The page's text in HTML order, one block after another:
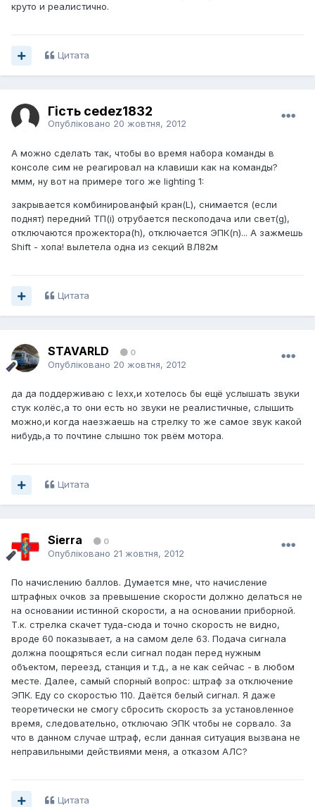
круто и реалистично.
Цитата
Гість cedez1832
Опубліковано 20 жовтня, 2012
А можно сделать так, чтобы во время набора команды в
консоле сим не реагировал на клавиши как на команды?
ммм, ну вот на примере того же lighting 1:
закрывается комбинированфый кран(L), снимается (если
поднят) передний ТП(i) отрубается пескоподача или свет(g),
отключаются прожектора(h), отключается ЭПК(n)... А зажмешь
Shift - хопа! вылетела одна из секций ВЛ82м
Цитата
STAVARLD 0
Опубліковано 20 жовтня, 2012
да да поддерживаю с lexx,и хотелось бы ещё услышать звуки
стук колёс,а то они есть но звуки не реалистичные, слышить
можно,и когда наезжаешь на стрелку то же самое звук какой
нибудь,а то почтине слышно ток рвём мотора.
Цитата
Sierra 0
Опубліковано 21 жовтня, 2012
По начислению баллов. Думается мне, что начисление
штрафных очков за превышение скорости должно делаться не
на основании истинной скорости, а на основании приборной.
Т.к. стрелка скачет туда-сюда и точно скорость не видно,
вроде 60 показывает, а на самом деле 63. Подача сигнала
должна поощряться если сигнал подан перед нужным
объектом, переезд, станция и т.д., а не как сейчас - в любом
месте. Далее, самый спорный вопрос: штраф за отключение
ЭПК. Еду со скоростью 110. Даётся белый сигнал. Я даже
теоретически не смогу сбросить скорость за установленное
время, следовательно, отключаю ЭПК чтобы не сорвало. За
что в данном случае штраф, если данная ситуация вызвана не
неправильными действиями меня, а отказом АЛС?
Цитата